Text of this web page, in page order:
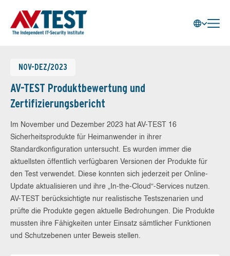
NOV-DEZ/2023
AV-TEST Produktbewertung und
Zertifizierungsbericht
Im November und Dezember 2023 hat AV-TEST 16
Sicherheitsprodukte für Heimanwender in ihrer
Standardkonfiguration untersucht. Es wurden immer die
aktuellsten öffentlich verfügbaren Versionen der Produkte für
den Test verwendet. Diese konnten sich jederzeit per Online-
Update aktualisieren und ihre „In-the-Cloud“-Services nutzen.
AV-TEST berücksichtigte nur realistische Testszenarien und
prüfte die Produkte gegen aktuelle Bedrohungen. Die Produkte
mussten ihre Fähigkeiten unter Einsatz sämtlicher Funktionen
und Schutzebenen unter Beweis stellen.